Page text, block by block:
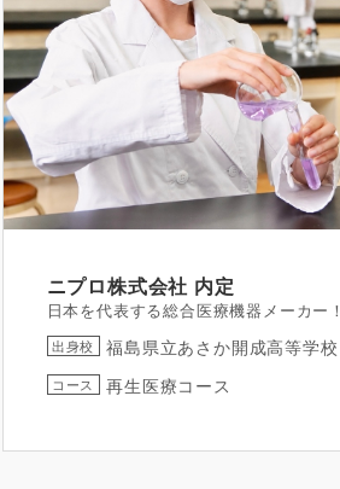
ニプロ株式会社 内定
日本を代表する総合医療機器メーカー！
出身校 福島県立あさか開成高等学校
コース 再生医療コース